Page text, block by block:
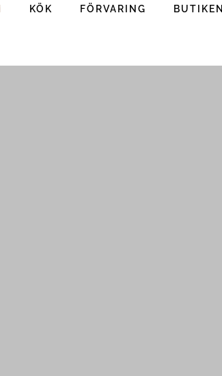
KÖK FÖRVARING BUTIKEN